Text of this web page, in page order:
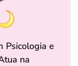
Psicologia e
na